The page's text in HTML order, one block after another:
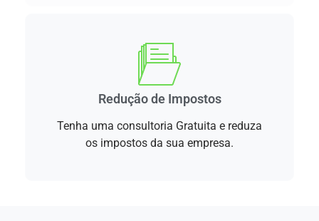
Redução de Impostos
Tenha uma consultoria Gratuita e reduza
os impostos da sua empresa.